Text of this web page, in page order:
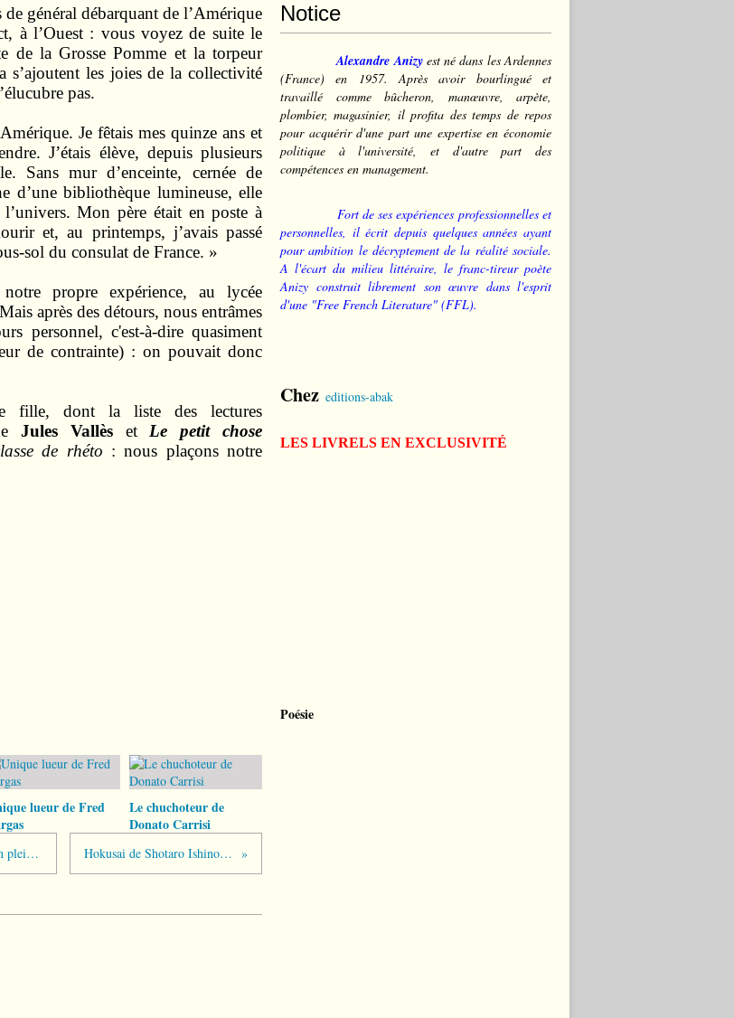
général débarquant de l’Amérique
à l’Ouest : vous voyez de suite le
de la Grosse Pomme et la torpeur
les joies de la collectivité
pas.
Je fêtais mes quinze ans et
J’étais élève, depuis plusieurs
Sans mur d’enceinte, cernée de
d’une bibliothèque lumineuse, elle
Mon père était en poste à
et, au printemps, j’avais passé
sol du consulat de France. »
propre expérience, au lycée
après des détours, nous entrâmes
personnel, c'est-à-dire quasiment
de contrainte) : on pouvait donc
fille, dont la liste des lectures
Jules Vallèset Le petit chose
de rhéto : nous plaçons notre
lueur de Fred
Le chuchoteur de
Donato Carrisi
Christine Lagarde roulée dans la farine à l'insu de son plein gré ? Hokusai de Shotaro Ishinomori
Notice
Alexandre Anizy est né dans les Ardennes
(France) en 1957. Après avoir bourlingué et
travaillé comme bûcheron, manœuvre, arpète,
plombier, magasinier, il profita des temps de repos
pour acquérir d'une part une expertise en économie
politique à l'université, et d'autre part des
compétences en management.
Fort de ses expériences professionnelles et
personnelles, il écrit depuis quelques années ayant
pour ambition le décryptement de la réalité sociale.
A l'écart du milieu littéraire, le franc-tireur poète
Anizy construit librement son œuvre dans l'esprit
d'une "Free French Literature" (FFL).
Chez editions-abak
LES LIVRELS EN EXCLUSIVITÉ
Poésie